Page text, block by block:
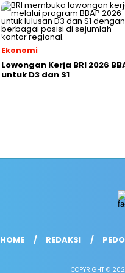
Ekonomi
Lowongan Kerja BRI 2026
untuk D3 dan S1
HOME REDAKSI
COPYRIGHT ©